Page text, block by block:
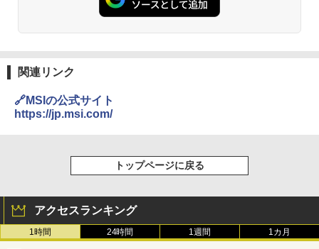
関連リンク
🔗MSIの公式サイト
https://jp.msi.com/
トップページに戻る
アクセスランキング
1時間 24時間 1週間 1カ月